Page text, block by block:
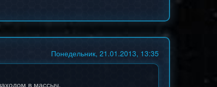
Понедельник, 21.01.2013, 13:35
в массыч.